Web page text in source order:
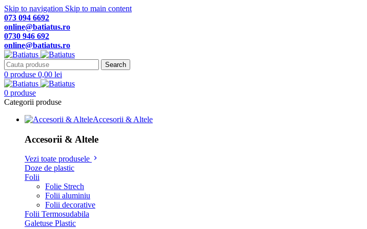
Skip to navigation Skip to main content
073 094 6692
online@batiatus.ro
0730 946 692
online@batiatus.ro
Search
0 produse 0,00 lei
0 produse
Categorii produse
Accesorii & Altele
Accesorii & Altele
Vezi toate produsele
Doze de plastic
Folii
Folie Strech
Folii aluminiu
Folii decorative
Folii Termosudabila
Galetuse Plastic